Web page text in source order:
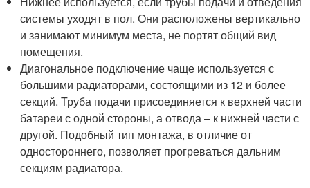
системы уходят в пол. Они расположены вертикально
и занимают минимум места, не портят общий вид
помещения.
Диагональное подключение чаще используется с
большими радиаторами, состоящими из 12 и более
секций. Труба подачи присоединяется к верхней части
батареи с одной стороны, а отвода – к нижней части с
другой. Подобный тип монтажа, в отличие от
одностороннего, позволяет прогреваться дальним
секциям радиатора.